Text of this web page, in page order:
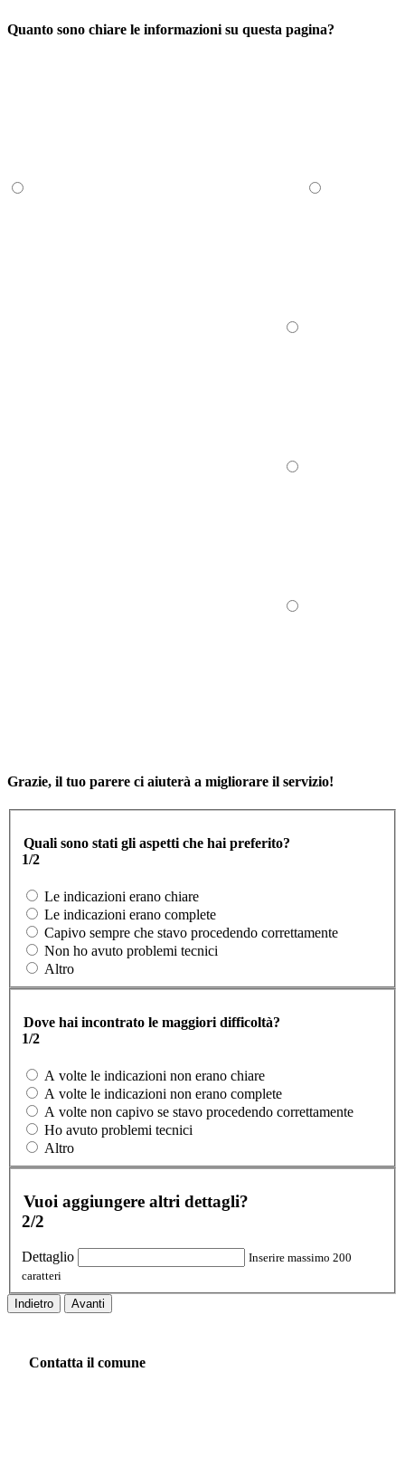
Quanto sono chiare le informazioni su questa pagina?
Grazie, il tuo parere ci aiuterà a migliorare il servizio!
Quali sono stati gli aspetti che hai preferito?
1/2
Le indicazioni erano chiare
Le indicazioni erano complete
Capivo sempre che stavo procedendo correttamente
Non ho avuto problemi tecnici
Altro
Dove hai incontrato le maggiori difficoltà?
1/2
A volte le indicazioni non erano chiare
A volte le indicazioni non erano complete
A volte non capivo se stavo procedendo correttamente
Ho avuto problemi tecnici
Altro
Vuoi aggiungere altri dettagli?
2/2
Dettaglio
Inserire massimo 200
caratteri
Indietro Avanti
Contatta il comune